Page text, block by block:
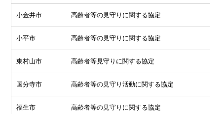
小金井市 高齢者等の見守りに関する協定
小平市 高齢者等の見守りに関する協定
東村山市 高齢者等見守りに関する協定
国分寺市 高齢者等の見守り活動に関する協定
福生市 高齢者等の見守りに関する協定